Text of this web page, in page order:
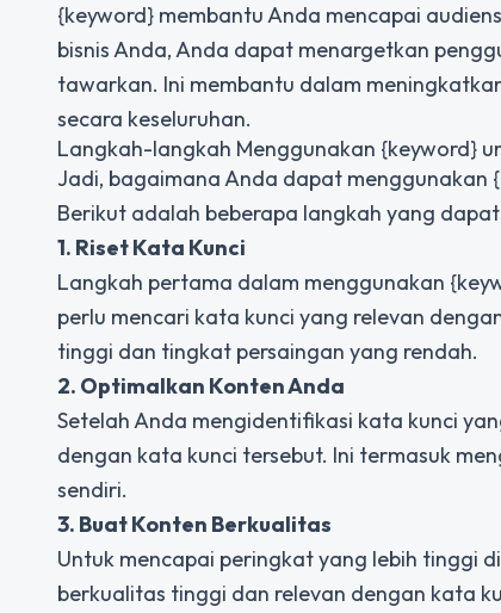
{keyword} membantu Anda mencapai
bisnis Anda, Anda dapat menargetkan
tawarkan. Ini membantu dalam
secara keseluruhan.
Langkah-langkah Menggunakan {keyword}
Jadi, bagaimana Anda dapat menggunakan
Berikut adalah beberapa langkah yang
1. Riset Kata Kunci
Langkah pertama dalam menggunakan
perlu mencari kata kunci yang relevan
tinggi dan tingkat persaingan yang rendah.
2. Optimalkan Konten Anda
Setelah Anda mengidentifikasi kata kunci
dengan kata kunci tersebut. Ini termasuk
sendiri.
3. Buat Konten Berkualitas
Untuk mencapai peringkat yang lebih tinggi
berkualitas tinggi dan relevan dengan kata